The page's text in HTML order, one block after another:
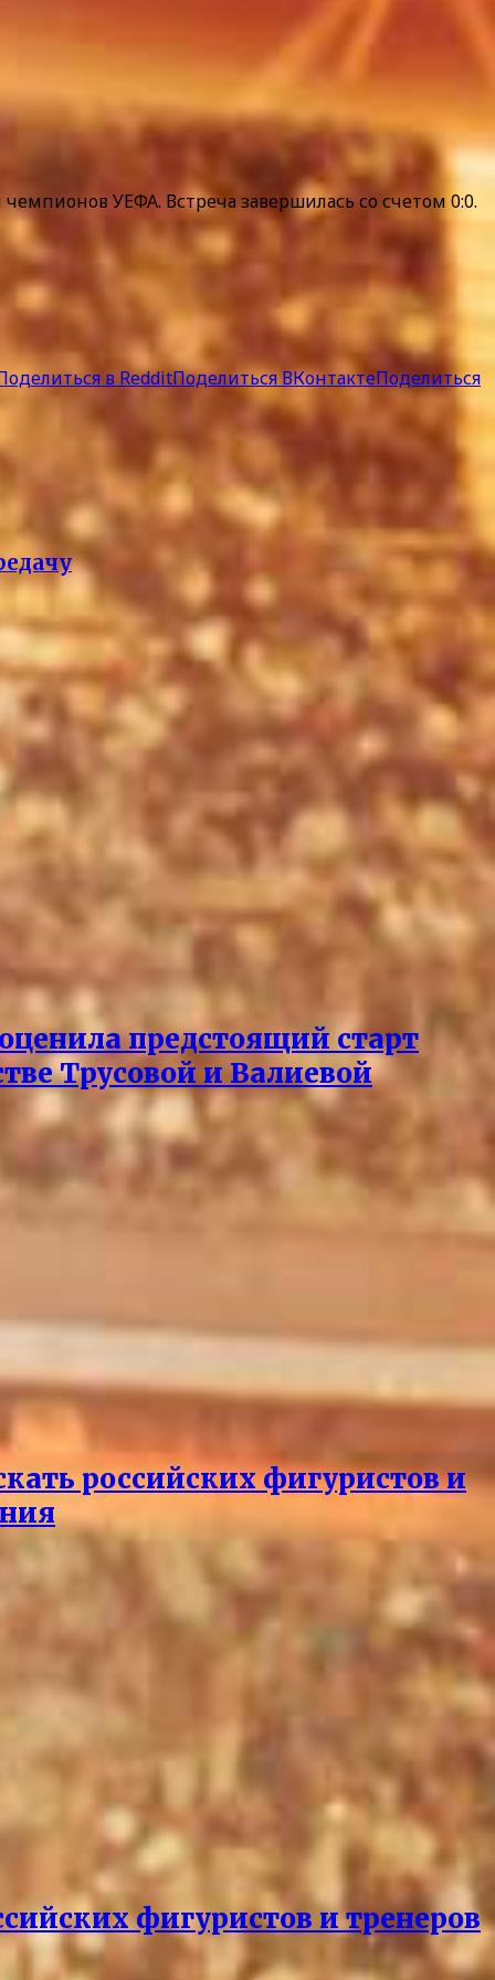
УЕФА. Встреча завершилась со счетом 0:0.
в RedditПоделиться ВКонтактеПоделиться
предстоящий старт
Трусовой и Валиевой
российских фигуристов и
фигуристов и тренеров